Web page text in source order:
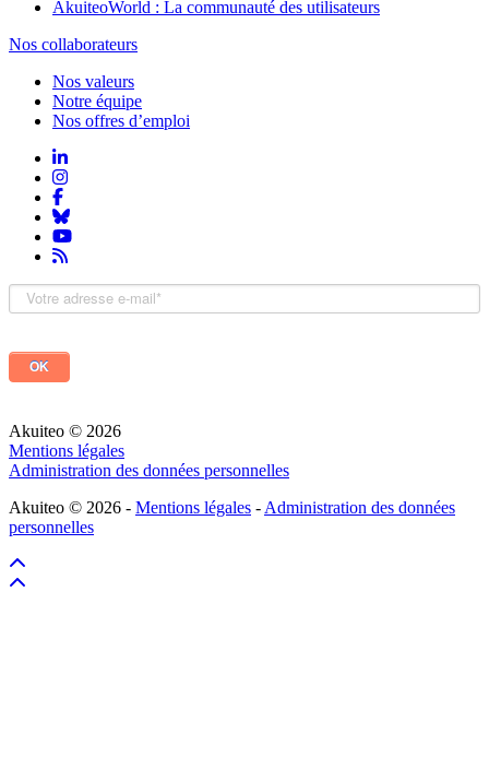
AkuiteoWorld : La communauté des utilisateurs
Nos collaborateurs
Nos valeurs
Notre équipe
Nos offres d’emploi
Akuiteo © 2026
Mentions légales
Administration des données personnelles
Akuiteo © 2026 - Mentions légales - Administration des données
personnelles